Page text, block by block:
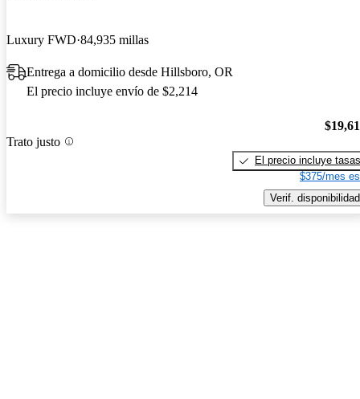
Luxury FWD 84,935 millas
Entrega a domicilio desde Hillsboro, OR
El precio incluye envío de $2,214
Trato justo
El precio incluye tasas
$375/mes
Verif. disponibilidad